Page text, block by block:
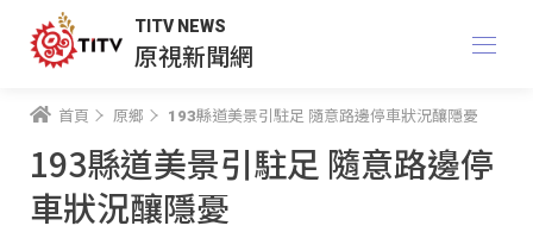
TITV NEWS
原視新聞網
首頁 原鄉 193縣道美景引駐足 隨意路邊停車狀況釀隱憂
193縣道美景引駐足 隨意路邊停
車狀況釀隱憂